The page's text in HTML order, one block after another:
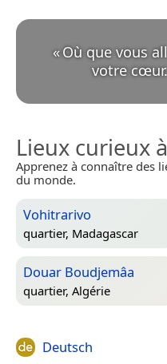
«Où que vous
votre cœur.
Lieux curieux
Apprenez à connaître des
du monde.
Vohitrarivo
quartier, Madagascar
Douar Boudjemâa
quartier, Algérie
Deutsch